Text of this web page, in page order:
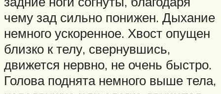
чему зад сильно понижен. Дыхание
немного ускоренное. Хвост опущен
близко к телу, свернувшись,
движется нервно, не очень быстро.
Голова поднята немного выше тела,